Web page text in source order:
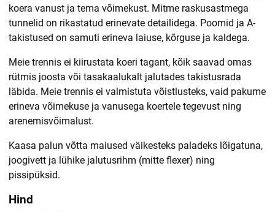
koera vanust ja tema võimekust. Mitme raskusastmega
tunnelid on rikastatud erinevate detailidega. Poomid ja A-
takistused on samuti erineva laiuse, kõrguse ja kaldega.
Meie trennis ei kiirustata koeri tagant, kõik saavad omas
rütmis joosta või tasakaalukalt jalutades takistusrada
läbida. Meie trennis ei valmistuta võistlusteks, vaid pakume
erineva võimekuse ja vanusega koertele tegevust ning
arenemisvõimalust.
Kaasa palun võtta maiused väikesteks paladeks lõigatuna,
joogivett ja lühike jalutusrihm (mitte flexer) ning
pissipüksid.
Hind